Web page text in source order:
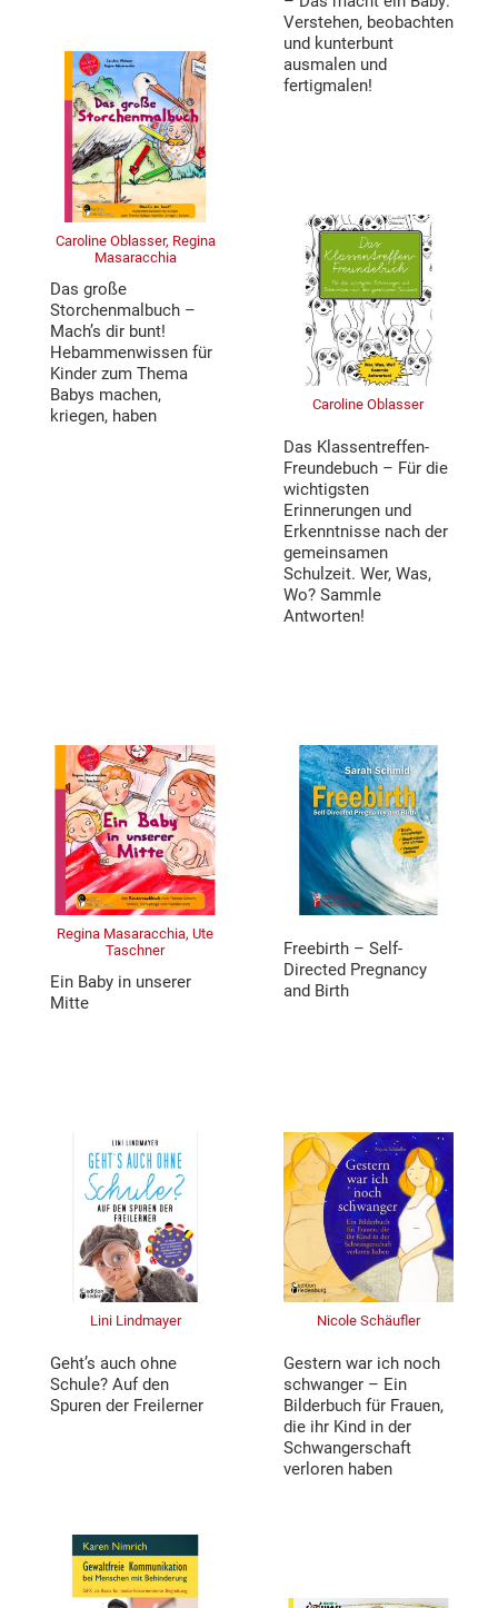
Verstehen, beobachten
und kunterbunt
ausmalen und
fertigmalen!
Caroline Oblasser, Regina
Masaracchia
Das große
Storchenmalbuch –
Mach’s dir bunt!
Hebammenwissen für
Kinder zum Thema
Babys machen,
kriegen, haben
Caroline Oblasser
Das Klassentreffen-
Freundebuch – Für die
wichtigsten
Erinnerungen und
Erkenntnisse nach der
gemeinsamen
Schulzeit. Wer, Was,
Wo? Sammle
Antworten!
Regina Masaracchia, Ute
Taschner
Ein Baby in unserer
Mitte
Freebirth – Self-
Directed Pregnancy
and Birth
Lini Lindmayer
Geht’s auch ohne
Schule? Auf den
Spuren der Freilerner
Nicole Schäufler
Gestern war ich noch
schwanger – Ein
Bilderbuch für Frauen,
die ihr Kind in der
Schwangerschaft
verloren haben